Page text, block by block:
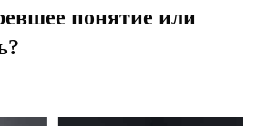
понятие или